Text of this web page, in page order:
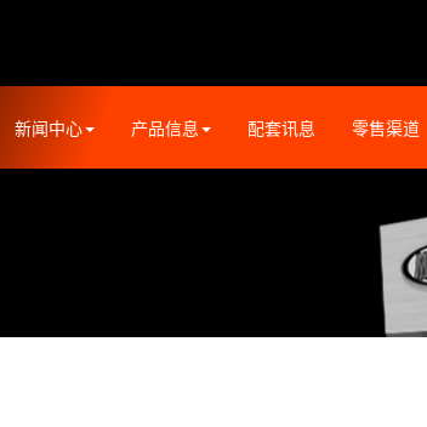
新闻中心 产品信息 配套讯息 零售渠道